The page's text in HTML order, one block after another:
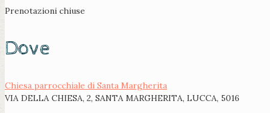
Prenotazioni chiuse
Dove
Chiesa parrocchiale di Santa Margherita
VIA DELLA CHIESA, 2, SANTA MARGHERITA, LUCCA, 5016